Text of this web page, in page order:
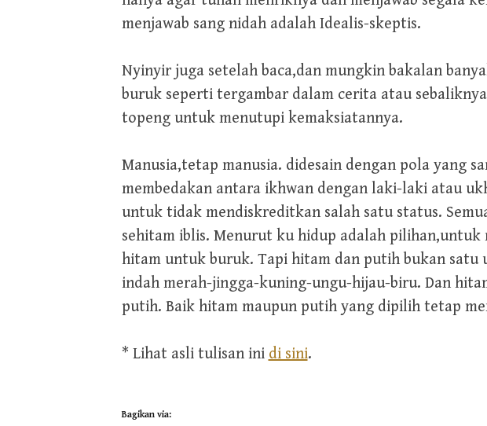
menjawab sang nidah adalah Idealis-skeptis.
Nyinyir juga setelah baca,dan mungkin bakalan
buruk seperti tergambar dalam cerita atau
topeng untuk menutupi kemaksiatannya.
Manusia,tetap manusia. didesain dengan pola yang
membedakan antara ikhwan dengan laki-laki atau
untuk tidak mendiskreditkan salah satu status.
sehitam iblis. Menurut ku hidup adalah
hitam untuk buruk. Tapi hitam dan putih bukan
indah merah-jingga-kuning-ungu-hijau-biru. Dan
putih. Baik hitam maupun putih yang dipilih tetap
* Lihat asli tulisan ini di sini.
Bagikan via: